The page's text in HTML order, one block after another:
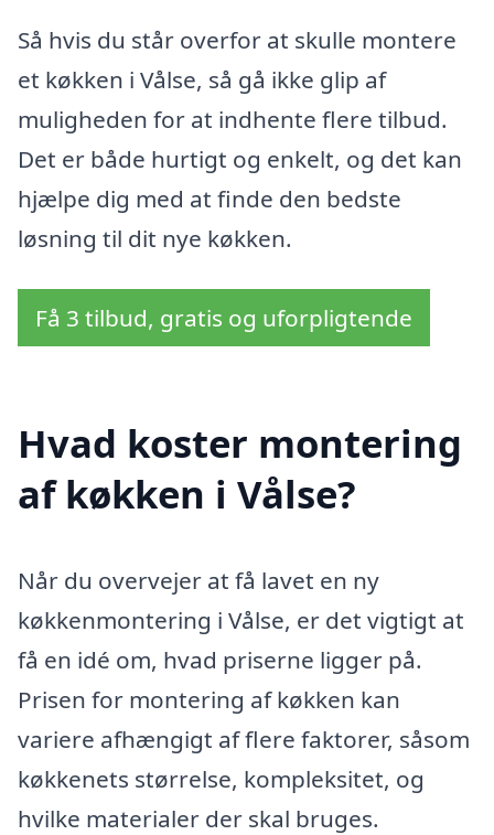
Så hvis du står overfor at skulle montere
et køkken i Vålse, så gå ikke glip af
muligheden for at indhente flere tilbud.
Det er både hurtigt og enkelt, og det kan
hjælpe dig med at finde den bedste
løsning til dit nye køkken.
Få 3 tilbud, gratis og uforpligtende
Hvad koster montering
af køkken i Vålse?
Når du overvejer at få lavet en ny
køkkenmontering i Vålse, er det vigtigt at
få en idé om, hvad priserne ligger på.
Prisen for montering af køkken kan
variere afhængigt af flere faktorer, såsom
køkkenets størrelse, kompleksitet, og
hvilke materialer der skal bruges.